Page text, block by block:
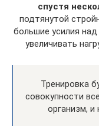
спустя
подтянутой
большие усилия
увеличивать
Тренировка
совокупности
организм, и